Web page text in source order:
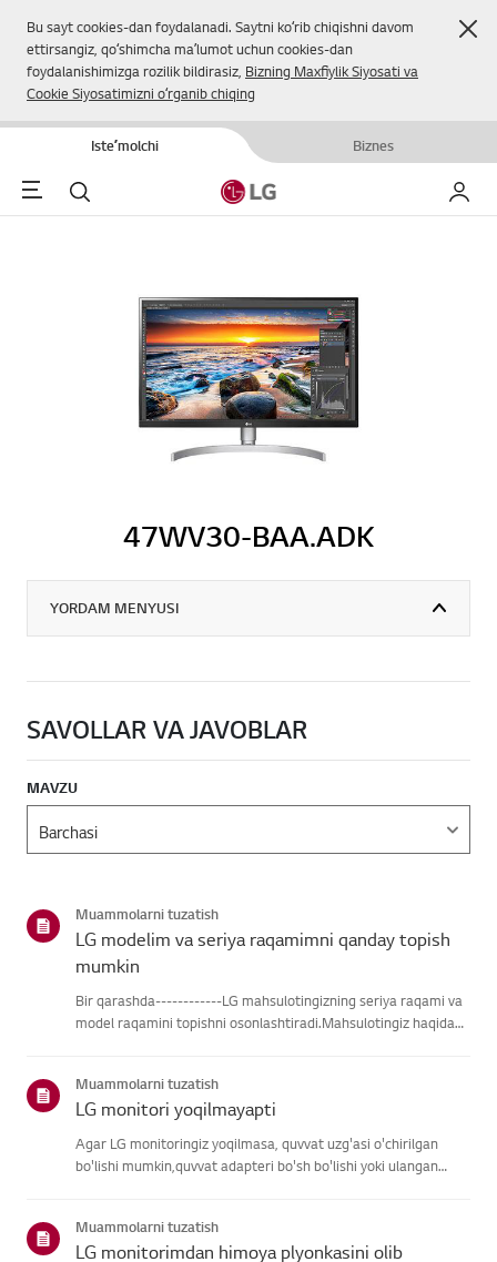
Bu sayt cookies-dan foydalanadi. Saytni koʻrib chiqishni davom
ettirsangiz, qoʻshimcha maʼlumot uchun cookies-dan
foydalanishimizga rozilik bildirasiz, Bizning Maxfiylik Siyosati va
Cookie Siyosatimizni oʻrganib chiqing
Isteʼmolchi Biznes
Menu Qidirish
47WV30-BAA.ADK
YORDAM MENYUSI
SAVOLLAR VA JAVOBLAR
MAVZU
Muammolarni tuzatish
LG modelim va seriya raqamimni qanday topish
mumkin
Bir qarashda------------LG mahsulotingizning seriya raqami va
model raqamini topishni osonlashtiradi.Mahsulotingiz haqidagi
Muammolarni tuzatish
LG monitori yoqilmayapti
Agar LG monitoringiz yoqilmasa, quvvat uzg'asi o'chirilgan
bo'lishi mumkin,quvvat adapteri bo'sh bo'lishi yoki ulangan
borliginitasdiqlan...
Muammolarni tuzatish
LG monitorimdan himoya plyonkasini olib